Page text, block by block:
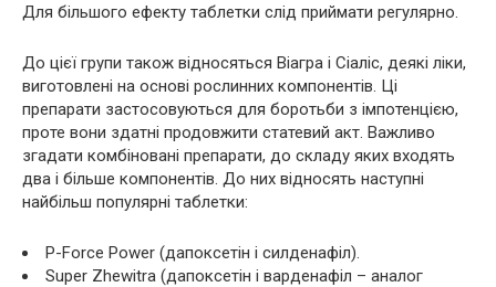
Для більшого ефекту таблетки слід приймати регулярно.
До цієї групи також відносяться Віагра і Сіаліс, деякі ліки,
виготовлені на основі рослинних компонентів. Ці
препарати застосовуються для боротьби з імпотенцією,
проте вони здатні продовжити статевий акт. Важливо
згадати комбіновані препарати, до складу яких входять
два і більше компонентів. До них відносять наступні
найбільш популярні таблетки:
P-Force Power (дапоксетін і силденафіл).
Super Zhewitra (дапоксетін і варденафіл – аналог